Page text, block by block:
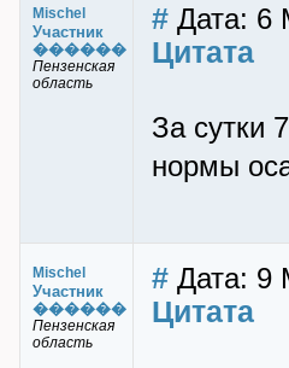
Mischel
Участник
������
Пензенская
область
# Дата: 6
Цитата
За сутки
нормы
Mischel
Участник
������
Пензенская
область
# Дата: 9
Цитата